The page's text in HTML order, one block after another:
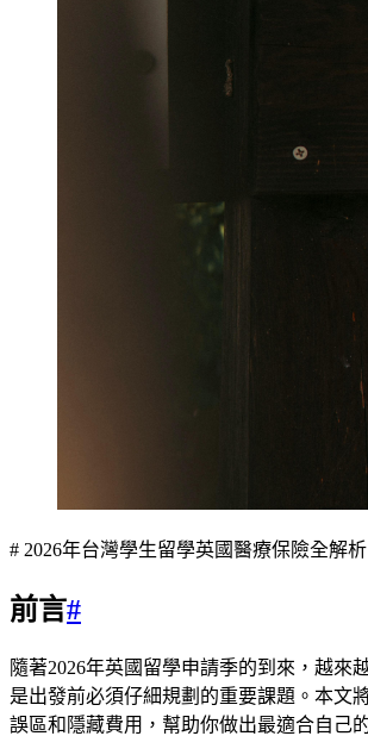
# 2026年台灣學生留學英國醫療保險全解
前言#
隨著2026年英國留學申請季的到來，越來
是出發前必須仔細規劃的重要課題。本文
誤區和隱藏費用，幫助你做出最適合自己